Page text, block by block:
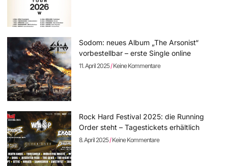
Sodom: neues Album „The Arsonist“
vorbestellbar – erste Single online
11. April 2025 Keine Kommentare
Rock Hard Festival 2025: die Running
Order steht – Tagestickets erhältlich
8. April 2025 Keine Kommentare